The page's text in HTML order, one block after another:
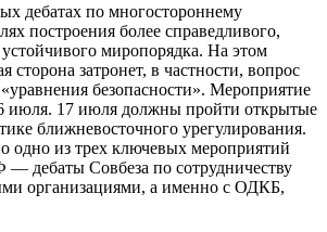
дебатах по многостороннему
построения более справедливого,
устойчивого миропорядка. На этом
сторона затронет, в частности, вопрос
безопасности». Мероприятие
июля. 17 июля должны пройти открытые
ближневосточного урегулирования.
одно из трех ключевых мероприятий
— дебаты Совбеза по сотрудничеству
организациями, а именно с ОДКБ,